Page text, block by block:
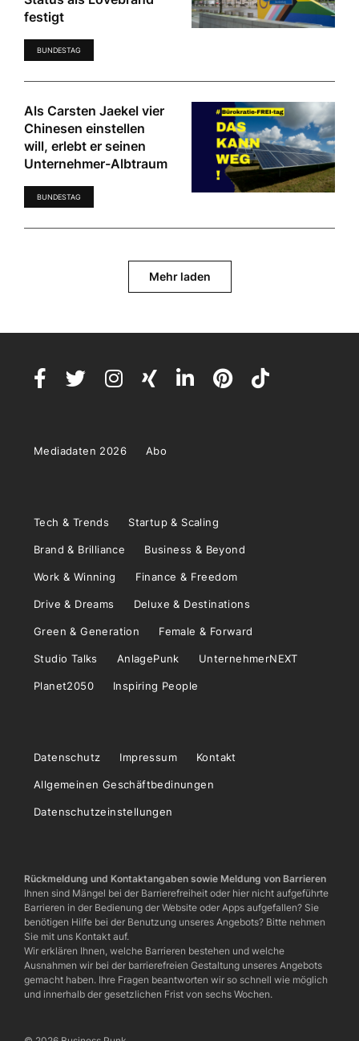
festigt
BUNDESTAG
Als Carsten Jaekel vier
Chinesen einstellen
will, erlebt er seinen
Unternehmer-Albtraum
BUNDESTAG
Mehr laden
Mediadaten 2026 Abo
Tech & Trends Startup & Scaling
Brand & Brilliance Business & Beyond
Work & Winning Finance & Freedom
Drive & Dreams Deluxe & Destinations
Green & Generation Female & Forward
Studio Talks AnlagePunk UnternehmerNEXT
Planet2050 Inspiring People
Datenschutz Impressum Kontakt
Allgemeinen Geschäftbedinungen
Datenschutzeinstellungen
Rückmeldung und Kontaktangaben sowie Meldung von Barrieren
Ihnen sind Mängel bei der Barrierefreiheit oder hier nicht aufgeführte
Barrieren in der Bedienung der Website oder Apps aufgefallen? Sie
benötigen Hilfe bei der Benutzung unseres Angebots? Bitte nehmen
Sie mit uns Kontakt auf.
Wir erklären Ihnen, welche Barrieren bestehen und welche
Ausnahmen wir bei der barrierefreien Gestaltung unseres Angebots
gemacht haben. Ihre Fragen beantworten wir so schnell wie möglich
und innerhalb der gesetzlichen Frist von sechs Wochen.